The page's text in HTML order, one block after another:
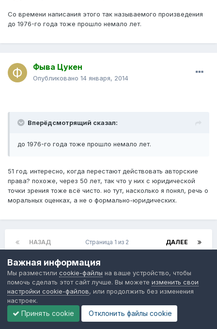
Со времени написания этого так называемого произведения
до 1976-го года тоже прошло немало лет.
Фыва Цукен
Опубликовано 14 января, 2014
Вперёдсмотрящий сказал:
до 1976-го года тоже прошло немало лет.
51 год. интересно, когда перестают действовать авторские
права? похоже, через 50 лет, так что у них с юридической
точки зрения тоже всё чисто. но тут, насколько я понял, речь о
моральных оценках, а не о формально-юридических.
НАЗАД ДАЛЕЕ
Страница 1 из 2
Заархивировано
Эта тема находится в архиве и закрыта для
дальнейших ответов.
Важная информация
Мы разместили cookie-файлы на ваше устройство, чтобы
помочь сделать этот сайт лучше. Вы можете изменить свои
настройки cookie-файлов, или продолжить без изменения
настроек.
Принять cookie Отклонить файлы сookie